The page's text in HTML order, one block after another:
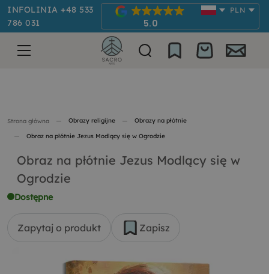
INFOLINIA +48 533
786 031
5.0
PLN
Strona główna Obrazy religijne Obrazy na płótnie
Obraz na płótnie Jezus Modlący się w Ogrodzie
Obraz na płótnie Jezus Modlący się w
Ogrodzie
Dostępne
Zapytaj o produkt Zapisz